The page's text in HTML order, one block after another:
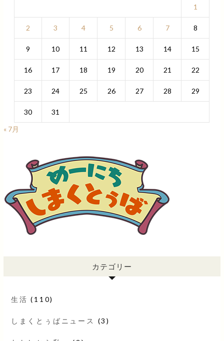
1
2 3 4 5 6 7 8
9 10 11 12 13 14 15
16 17 18 19 20 21 22
23 24 25 26 27 28 29
30
31
« 7月
カテゴリー
生活 (110)
しまくとぅばニュース (3)